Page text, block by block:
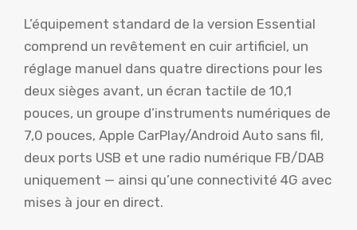
L’équipement standard de la version Essential
comprend un revêtement en cuir artificiel, un
réglage manuel dans quatre directions pour les
deux sièges avant, un écran tactile de 10,1
pouces, un groupe d’instruments numériques de
7,0 pouces, Apple CarPlay/Android Auto sans fil,
deux ports USB et une radio numérique FB/DAB
uniquement — ainsi qu’une connectivité 4G avec
mises à jour en direct.